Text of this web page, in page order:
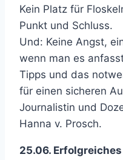
Kein Platz für
Punkt und Schluss.
Und: Keine Angst,
wenn man es
Tipps und das
für einen sicheren
Journalistin und
Hanna v. Prosch.
25.06. Erfolgreiches